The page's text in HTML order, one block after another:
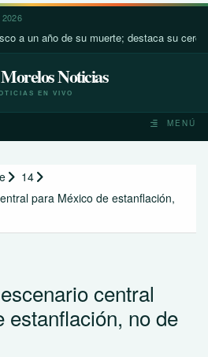
año de su muerte; destaca su cercanía
Noticias
EN VIVO
MENÚ
14
para México de estanflación,
central
estanflación, no de